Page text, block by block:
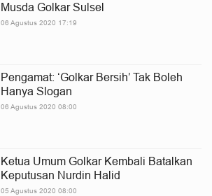
Musda Golkar Sulsel
06 Agustus 2020 17:19
Pengamat: ‘Golkar Bersih’ Tak Boleh
Hanya Slogan
06 Agustus 2020 08:00
Ketua Umum Golkar Kembali Batalkan
Keputusan Nurdin Halid
05 Agustus 2020 08:00